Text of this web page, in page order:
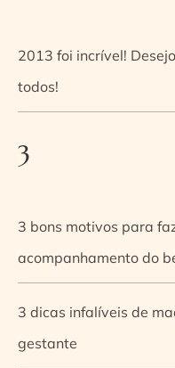
2013 foi incrível!
todos!
3
3 bons motivos para
acompanhamento do
3 dicas infalíveis de
gestante